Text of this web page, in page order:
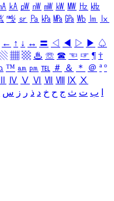
㎄ ㎺ ㎻ ㎽ ㎾ ㎿ ㎐ ㎑
㎯ ㏛ ㎩ ㎪ ㎫ ㎬ ㏝ ㏐
㏓
← ↑ ↓ ↔ 〓 ◁ ◀ ▷ ▶ ♤
▦ ▩ ♨ ☏ ☎ ☜ ☞ ¶ †
™ ㏂ ㏘ ℡ ＃ ＆ ＊ ＠ ª º
Ⅳ Ⅴ Ⅵ Ⅶ Ⅷ Ⅸ Ⅹ
ب ت ث ج ح خ د ذ ر ز س